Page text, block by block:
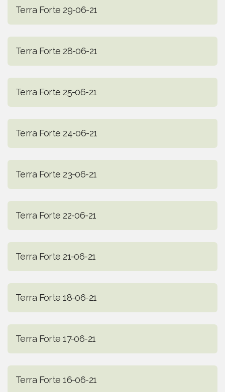
Terra Forte 29-06-21
Terra Forte 28-06-21
Terra Forte 25-06-21
Terra Forte 24-06-21
Terra Forte 23-06-21
Terra Forte 22-06-21
Terra Forte 21-06-21
Terra Forte 18-06-21
Terra Forte 17-06-21
Terra Forte 16-06-21